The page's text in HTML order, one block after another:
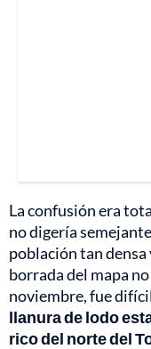
La confusión era
no digería
población tan densa
borrada del mapa
noviembre, fue
llanura de lodo
rico del norte del